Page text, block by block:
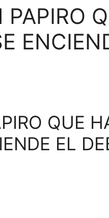
PAPIRO
QUE
EL